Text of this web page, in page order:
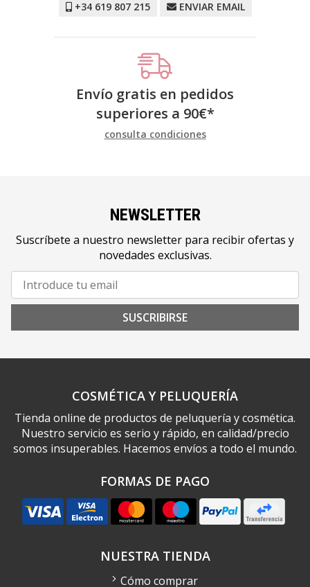
+34 619 807 215 ENVIAR EMAIL
Envío gratis en pedidos
superiores a 90€*
consulta condiciones
NEWSLETTER
Suscríbete a nuestro newsletter para recibir ofertas y
novedades exclusivas.
SUSCRIBIRSE
COSMÉTICA Y PELUQUERÍA
Tienda online de productos de peluquería y cosmética.
Nuestro servicio es serio y rápido, en calidad/precio
somos insuperables. Hacemos envíos a todo el mundo.
FORMAS DE PAGO
NUESTRA TIENDA
Cómo comprar